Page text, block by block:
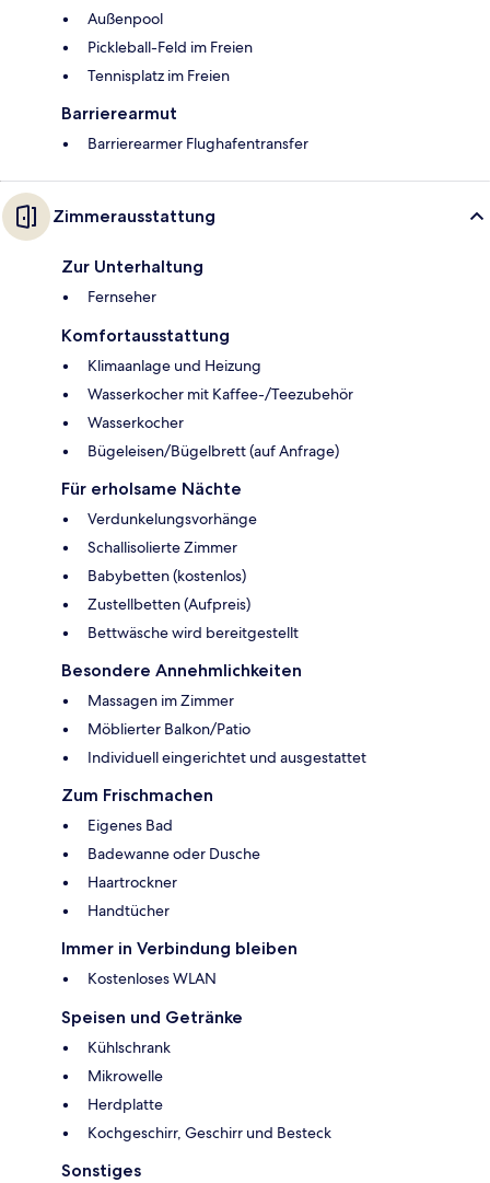
Außenpool
Pickleball-Feld im Freien
Tennisplatz im Freien
Barrierearmut
Barrierearmer Flughafentransfer
Zimmerausstattung
Zur Unterhaltung
Fernseher
Komfortausstattung
Klimaanlage und Heizung
Wasserkocher mit Kaffee-/Teezubehör
Wasserkocher
Bügeleisen/Bügelbrett (auf Anfrage)
Für erholsame Nächte
Verdunkelungsvorhänge
Schallisolierte Zimmer
Babybetten (kostenlos)
Zustellbetten (Aufpreis)
Bettwäsche wird bereitgestellt
Besondere Annehmlichkeiten
Massagen im Zimmer
Möblierter Balkon/Patio
Individuell eingerichtet und ausgestattet
Zum Frischmachen
Eigenes Bad
Badewanne oder Dusche
Haartrockner
Handtücher
Immer in Verbindung bleiben
Kostenloses WLAN
Speisen und Getränke
Kühlschrank
Mikrowelle
Herdplatte
Kochgeschirr, Geschirr und Besteck
Sonstiges